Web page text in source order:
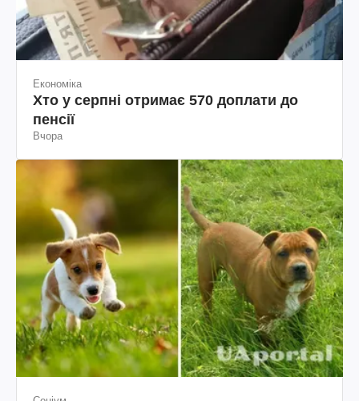
Економіка
Хто у серпні отримає 570 доплати до
пенсії
Вчора